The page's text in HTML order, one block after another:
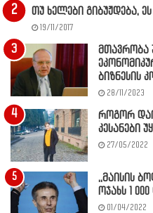
თუ ხელები გიბუჟდება,
19/11/2017
მთავრობა
ბიზნესის
28/11/2023
როგორ
კესანები
27/05/2022
,,მაისის
ოჯახს 1
01/04/2022